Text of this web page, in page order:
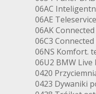
06AC
06AE
06AK
06C3
06NS Komfort.
06U2 BMW
0420
0423 Dywaniki